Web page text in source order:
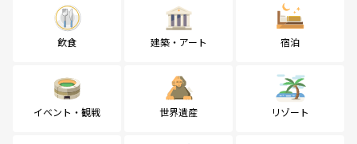
飲食 建築・アート 宿泊
イベント・観戦 世界遺産 リゾート